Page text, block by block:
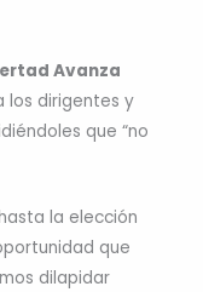
Avanza
los dirigentes y
que “no
la elección
que
dilapidar